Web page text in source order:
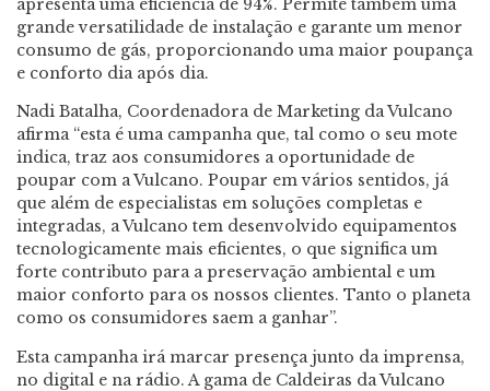
apresenta uma eficiência de 94%. Permite também uma
grande versatilidade de instalação e garante um menor
consumo de gás, proporcionando uma maior poupança
e conforto dia após dia.
Nadi Batalha, Coordenadora de Marketing da Vulcano
afirma “esta é uma campanha que, tal como o seu mote
indica, traz aos consumidores a oportunidade de
poupar com a Vulcano. Poupar em vários sentidos, já
que além de especialistas em soluções completas e
integradas, a Vulcano tem desenvolvido equipamentos
tecnologicamente mais eficientes, o que significa um
forte contributo para a preservação ambiental e um
maior conforto para os nossos clientes. Tanto o planeta
como os consumidores saem a ganhar”.
Esta campanha irá marcar presença junto da imprensa,
no digital e na rádio. A gama de Caldeiras da Vulcano